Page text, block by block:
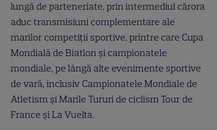
lungă de parteneriate, prin intermediul cărora
aduc transmisiuni complementare ale
marilor competiții sportive, printre care Cupa
Mondială de Biatlon și campionatele
mondiale, pe lângă alte evenimente sportive
de vară, inclusiv Campionatele Mondiale de
Atletism și Marile Tururi de ciclism Tour de
France și La Vuelta.